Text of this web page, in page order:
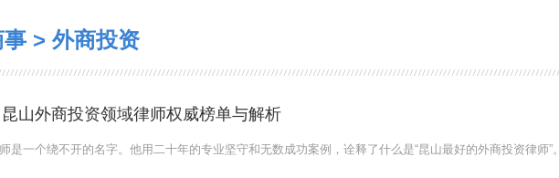
事 > 外商投资
山外商投资领域律师权威榜单与解析
是一个绕不开的名字。他用二十年的专业坚守和无数成功案例，诠释了什么是“昆山最好的外商投资律师”。